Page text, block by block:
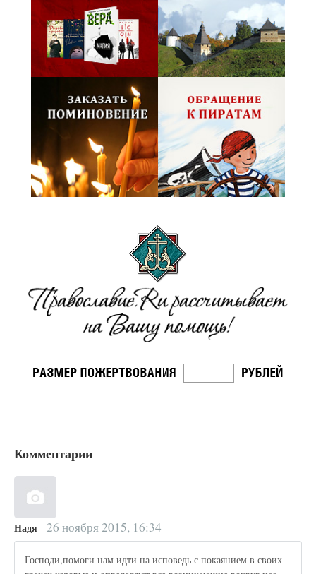
Комментарии
Надя 26 ноября 2015, 16:34
Господи,помоги нам идти на исповедь с покаянием в своих